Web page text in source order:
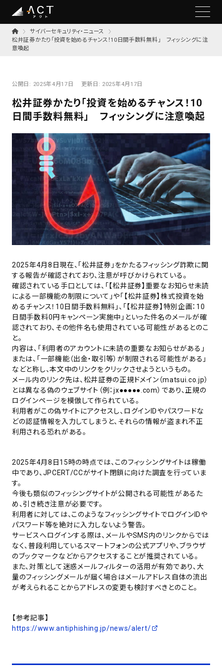
サイバーセキュリティ・ニュース
松井証券かたり「投資を始めるチャンス！10日間手数料無料」 フィッシングに注
意喚起
公開日: 2025年4月17日 更新日: 2025年4月17日
松井証券かたり「投資を始めるチャンス！10
日間手数料無料」 フィッシングに注意喚起
2025年4月8日現在、「松井証券」をかたるフィッシング詐欺に関
する報告が確認されており、注意が呼びかけられている。
確認されている手口としては、「【松井証券】重要なお知らせ未読
による一部機能の制限について」や「【松井証券】株式投資を始
めるチャンス！10日間手数料無料」、「【松井証券】特別企画：10
日間手数料0円キャンペーン実施中」といった件名のメールが確
認されており、その他件名も使用されている可能性があるとのこ
と。
内容は、「利用者のアカウントに未読の重要なお知らせがある」
または、「一部機能（出金・取引等）が制限される可能性がある」
などと称し、本文中のリンクをクリックさせようというもの。
メール内のリンク先は、松井証券の正規ドメイン（matsui.co.jp）
とは異なる偽のウェブサイト（例：jx●●●●●.com）であり、正規の
ログインページを模倣して作られている。
利用者がこの偽サイトにアクセスし、ログインIDやパスワードな
どの認証情報を入力してしまうと、それらの情報が盗まれ不正
利用される恐れがある。
2025年4月8日15時の時点では、このフィッシングサイトは稼働
中であり、JPCERT/CCがサイト閉鎖に向けた調査を行っていま
す。
今後も類似のフィッシングサイトが公開される可能性があるた
め、引き続き注意が必要です。
利用者に対しては、このようなフィッシングサイトでログインIDや
パスワード等を絶対に入力しないよう警告。
サービスへログインする際は、メールやSMS内のリンクからでは
なく、普段利用しているスマートフォンの公式アプリや、ブラウザ
のブックマークなどからアクセスすることが推奨されている。
また、対策として迷惑メールフィルターの活用が有効であり、大
量のフィッシングメールが届く場合はメールアドレス自体の流出
が考えられることからアドレスの変更も検討すべきとのこと。
【参考記事】
https://www.antiphishing.jp/news/alert/